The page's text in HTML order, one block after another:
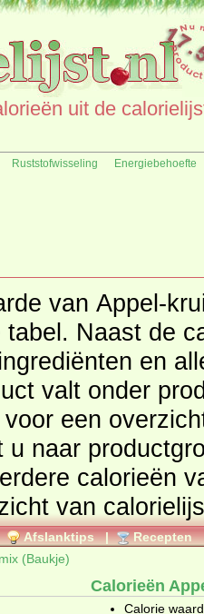
uit de
Ruststofwisseling Energiebehoefte
van Appel-
Naast de calorieën
en
product valt onder
u naar
calorieën
het overzicht van
Afslanktips | Recepten
(Baukje)
Calorieën
Calorie